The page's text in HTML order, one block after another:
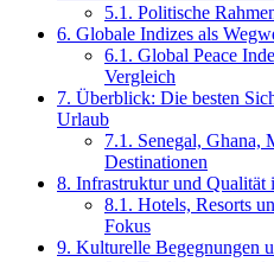
5.1. Politische
6. Globale Indizes als
6.1. Global Peace
Vergleich
7. Überblick: Die besten
Urlaub
7.1. Senegal, Ghana,
Destinationen
8. Infrastruktur und Qualität
8.1. Hotels, Resorts
Fokus
9. Kulturelle Begegnungen